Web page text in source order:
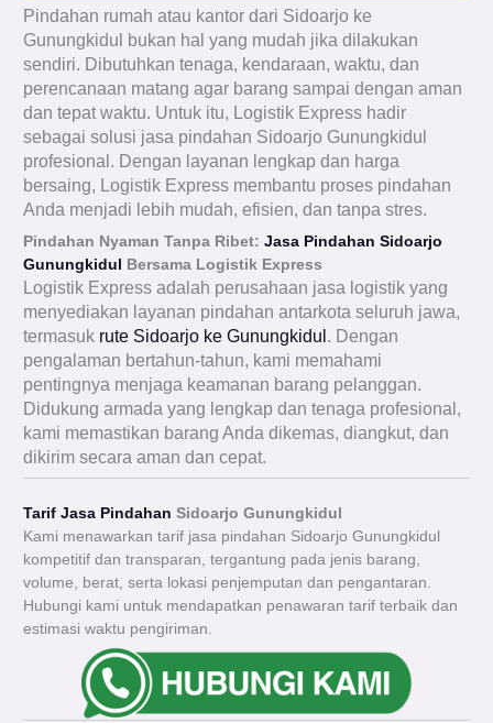
Pindahan rumah atau kantor dari Sidoarjo ke
Gunungkidul bukan hal yang mudah jika dilakukan
sendiri. Dibutuhkan tenaga, kendaraan, waktu, dan
perencanaan matang agar barang sampai dengan aman
dan tepat waktu. Untuk itu, Logistik Express hadir
sebagai solusi jasa pindahan Sidoarjo Gunungkidul
profesional. Dengan layanan lengkap dan harga
bersaing, Logistik Express membantu proses pindahan
Anda menjadi lebih mudah, efisien, dan tanpa stres.
Pindahan Nyaman Tanpa Ribet:Jasa Pindahan Sidoarjo
Gunungkidul
Bersama Logistik Express
Logistik Express adalah perusahaan jasa logistik yang
menyediakan layanan pindahan antarkota seluruh jawa,
termasuk rute Sidoarjo ke Gunungkidul . Dengan
pengalaman bertahun-tahun, kami memahami
pentingnya menjaga keamanan barang pelanggan.
Didukung armada yang lengkap dan tenaga profesional,
kami memastikan barang Anda dikemas, diangkut, dan
dikirim secara aman dan cepat.
Tarif Jasa Pindahan Sidoarjo Gunungkidul
Kami menawarkan tarif jasa pindahan Sidoarjo Gunungkidul
kompetitif dan transparan, tergantung pada jenis barang,
volume, berat, serta lokasi penjemputan dan pengantaran.
Hubungi kami untuk mendapatkan penawaran tarif terbaik dan
estimasi waktu pengiriman.